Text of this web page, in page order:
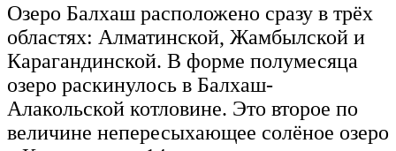
Озеро Балхаш расположено сразу в трёх
областях: Алматинской, Жамбылской и
Карагандинской. В форме полумесяца
озеро раскинулось в Балхаш-
Алакольской котловине. Это второе по
величине непересыхающее солёное озеро